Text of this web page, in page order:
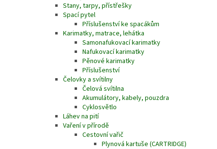
Stany, tarpy, přístřešky
Spací pytel
Příslušenství ke spacákům
Karimatky, matrace, lehátka
Samonafukovací karimatky
Nafukovací karimatky
Pěnové karimatky
Příslušenství
Čelovky a svítilny
Čelová svítilna
Akumulátory, kabely, pouzdra
Cyklosvětlo
Láhev na pití
Vaření v přírodě
Cestovní vařič
Plynová kartuše (CARTRIDGE)